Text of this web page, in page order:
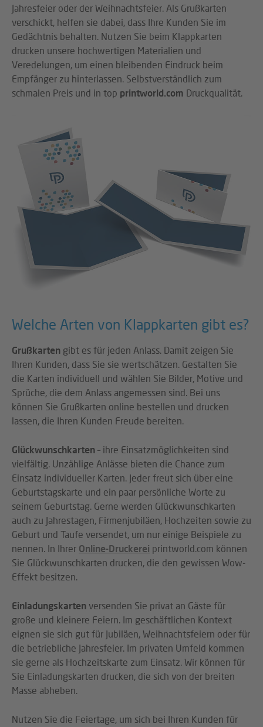
Jahresfeier oder der Weihnachtsfeier. Als Grußkarten
verschickt, helfen sie dabei, dass Ihre Kunden Sie im
Gedächtnis behalten. Nutzen Sie beim Klappkarten
drucken unsere hochwertigen Materialien und
Veredelungen, um einen bleibenden Eindruck beim
Empfänger zu hinterlassen. Selbstverständlich zum
schmalen Preis und in top printworld.com Druckqualität.
Welche Arten von Klappkarten gibt es?
Grußkarten gibt es für jeden Anlass. Damit zeigen Sie
Ihren Kunden, dass Sie sie wertschätzen. Gestalten Sie
die Karten individuell und wählen Sie Bilder, Motive und
Sprüche, die dem Anlass angemessen sind. Bei uns
können Sie Grußkarten online bestellen und drucken
lassen, die Ihren Kunden Freude bereiten.
Glückwunschkarten – ihre Einsatzmöglichkeiten sind
vielfältig. Unzählige Anlässe bieten die Chance zum
Einsatz individueller Karten. Jeder freut sich über eine
Geburtstagskarte und ein paar persönliche Worte zu
seinem Geburtstag. Gerne werden Glückwunschkarten
auch zu Jahrestagen, Firmenjubiläen, Hochzeiten sowie zu
Geburt und Taufe versendet, um nur einige Beispiele zu
nennen. In Ihrer Online-Druckerei printworld.com können
Sie Glückwunschkarten drucken, die den gewissen Wow-
Effekt besitzen.
Einladungskarten versenden Sie privat an Gäste für
große und kleinere Feiern. Im geschäftlichen Kontext
eignen sie sich gut für Jubiläen, Weihnachtsfeiern oder für
die betriebliche Jahresfeier. Im privaten Umfeld kommen
sie gerne als Hochzeitskarte zum Einsatz. Wir können für
Sie Einladungskarten drucken, die sich von der breiten
Masse abheben.
Nutzen Sie die Feiertage, um sich bei Ihren Kunden für